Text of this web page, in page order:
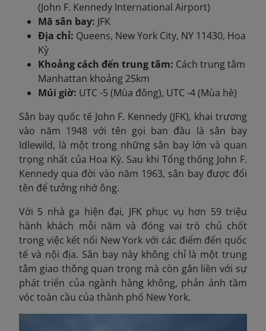
(John F. Kennedy International Airport)
Mã sân bay: JFK
Địa chỉ: Queens, New York City, NY 11430, Hoa
Kỳ
Khoảng cách đến trung tâm: Cách trung tâm
Manhattan khoảng 25km
Múi giờ: UTC -5 (Mùa đông), UTC -4 (Mùa hè)
Sân bay quốc tế John F. Kennedy (JFK), khai trương
vào năm 1948 với tên gọi ban đầu là sân bay
Idlewild, là một trong những sân bay lớn và quan
trọng nhất của Hoa Kỳ. Sau khi Tổng thống John F.
Kennedy qua đời vào năm 1963, sân bay được đổi
tên để tưởng nhớ ông.
Với 5 nhà ga hiện đại, JFK phục vụ hơn 59 triệu
hành khách mỗi năm và đóng vai trò chủ chốt
trong việc kết nối New York với các điểm đến quốc
tế và nội địa. Sân bay này không chỉ là một trung
tâm giao thông quan trọng mà còn gắn liền với sự
phát triển của ngành hàng không, phản ánh tầm
vóc toàn cầu của thành phố New York.